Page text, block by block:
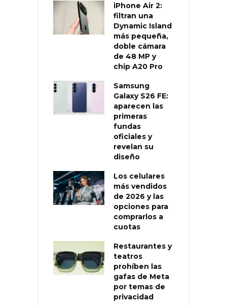
iPhone Air 2:
filtran una
Dynamic Island
más pequeña,
doble cámara
de 48 MP y
chip A20 Pro
Samsung
Galaxy S26 FE:
aparecen las
primeras
fundas
oficiales y
revelan su
diseño
Los celulares
más vendidos
de 2026 y las
opciones para
comprarlos a
cuotas
Restaurantes y
teatros
prohíben las
gafas de Meta
por temas de
privacidad